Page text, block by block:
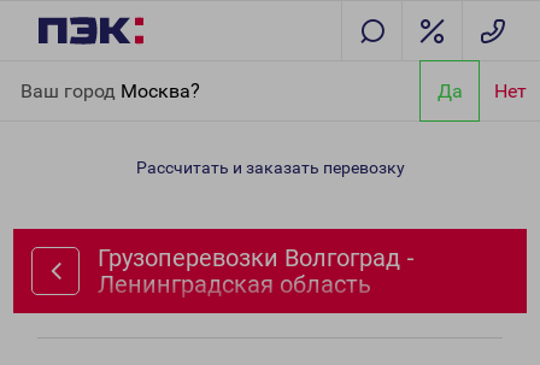
Ваш город Москва? Да Нет
Ленинградская область
Рассчитать и заказать перевозку
Грузоперевозки Волгоград -
Ленинградская область